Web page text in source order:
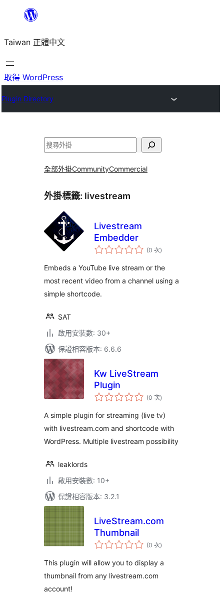
主
要
內
Taiwan 正體中文
取得 WordPress
Plugin Directory
搜
全部外掛CommunityCommercial
外掛標籤: livestream
Livestream
Embedder
(0 次評
分
數
)
Embeds a YouTube live stream or the
most recent video from a channel using a
simple shortcode.
SAT
啟用安裝數: 30+
保證相容版本: 6.6.6
Kw LiveStream
Plugin
(0 次評
分
數
)
A simple plugin for streaming (live tv)
with livestream.com and shortcode with
WordPress. Multiple livestream possibility
leaklords
啟用安裝數: 10+
保證相容版本: 3.2.1
LiveStream.com
Thumbnail
(0 次評
分
數
)
This plugin will allow you to display a
thumbnail from any livestream.com
account!